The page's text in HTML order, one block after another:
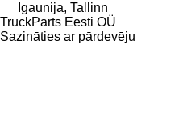
Igaunija, Tallinn
TruckParts Eesti OÜ
Sazināties ar pārdevēju